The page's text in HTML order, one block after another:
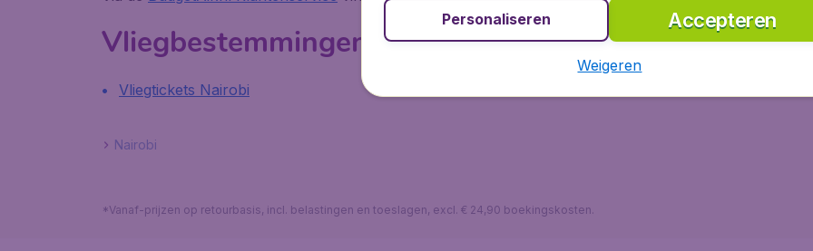
Vliegbestemmingen in Kenia
Vliegtickets Nairobi
Nairobi
*Vanaf-prijzen op retourbasis, incl. belastingen en toeslagen, excl. € 24,90 boekingskosten.
Accepteren
Personaliseren
Weigeren